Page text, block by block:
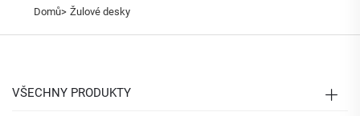
Domů> Žulové desky
VŠECHNY PRODUKTY